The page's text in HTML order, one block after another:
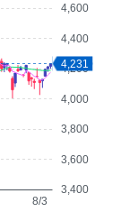
3,400
3,600
3,800
4,000
4,200
4,400
4,600
8/3
4,231